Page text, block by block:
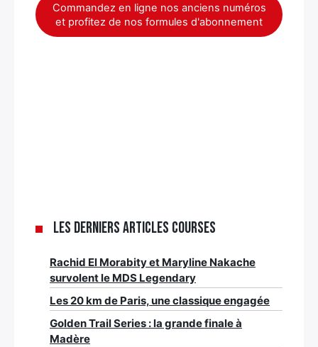
Commandez en ligne nos anciens numéros
et profitez de nos formules d'abonnement
Les derniers articles Courses
Rachid El Morabity et Maryline Nakache
survolent le MDS Legendary
Les 20 km de Paris, une classique engagée
Golden Trail Series : la grande finale à
Madère